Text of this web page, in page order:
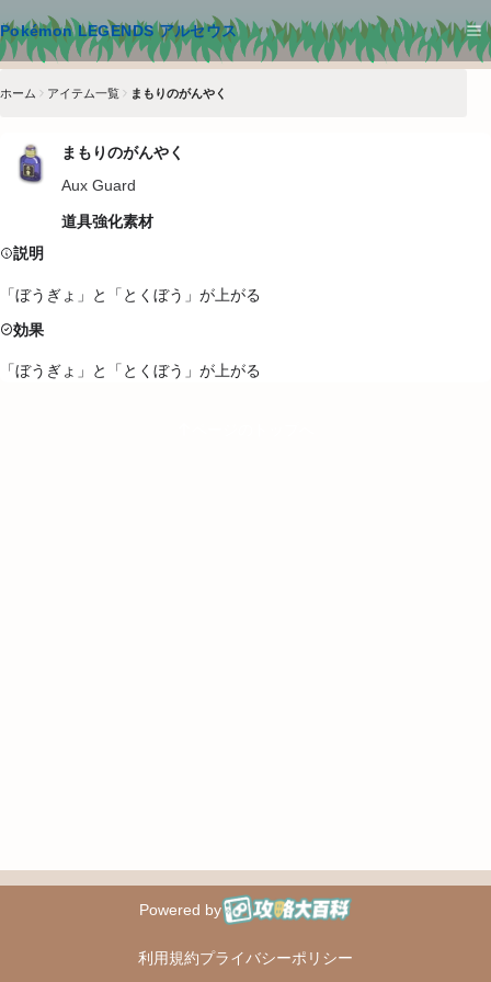
Pokémon LEGENDS アルセウス
メインコンテンツへスキップ
ホーム アイテム一覧 まもりのがんやく
まもりのがんやく
Aux Guard
道具強化素材
説明
「ぼうぎょ」と「とくぼう」が上がる
効果
「ぼうぎょ」と「とくぼう」が上がる
Powered by
攻略大百科
利用規約プライバシーポリシー